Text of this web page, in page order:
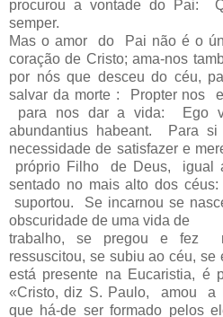
procurou a vontade do Pai:
semper.
Mas o amor do Pai não é o
coração de Cristo; ama-nos
por nós que desceu do céu,
salvar da morte : Propter nos
para nos dar a vida: Ego
abundantius habeant. Para
necessidade de satisfazer e
próprio Filho de Deus, igual
sentado no mais alto dos
suportou. Se incarnou se
obscuridade de uma vida de
trabalho, se pregou e fez
ressuscitou, se subiu ao céu,
está presente na Eucaristia, é
«Cristo, diz S. Paulo, amou a
que há-de ser formado pelos